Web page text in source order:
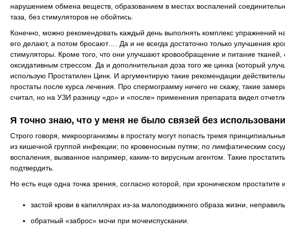
нарушением обмена веществ, образованием в местах воспалений
таза, без стимуляторов не обойтись.
Конечно, можно рекомендовать каждый день выполнять комплекс упражнений
его делают, а потом бросают…. Да и не всегда достаточно только улучшения
стимуляторы. Кроме того, что они улучшают кровообращение и питание
оксидативным стрессом. Да и дополнительная доза того же цинка (который
использую Простатилен Цинк. И аргументирую такие рекомендации
простаты после курса лечения. Про спермограмму ничего не скажу, такие
считал, но на УЗИ разницу «до» и «после» применения препарата видел
Я точно знаю, что у меня не было связей без
Строго говоря, микроорганизмы в простату могут попасть тремя
из кишечной группой инфекции; по кровеносным путям; по лимфатическим
воспаления, вызванное например, каким-то вирусным агентом. Такие
подтвердить.
Но есть еще одна точка зрения, согласно которой, при хроническом
застой крови в капиллярах из-за малоподвижного образа жизни,
обратный «заброс» мочи при мочеиспускании.